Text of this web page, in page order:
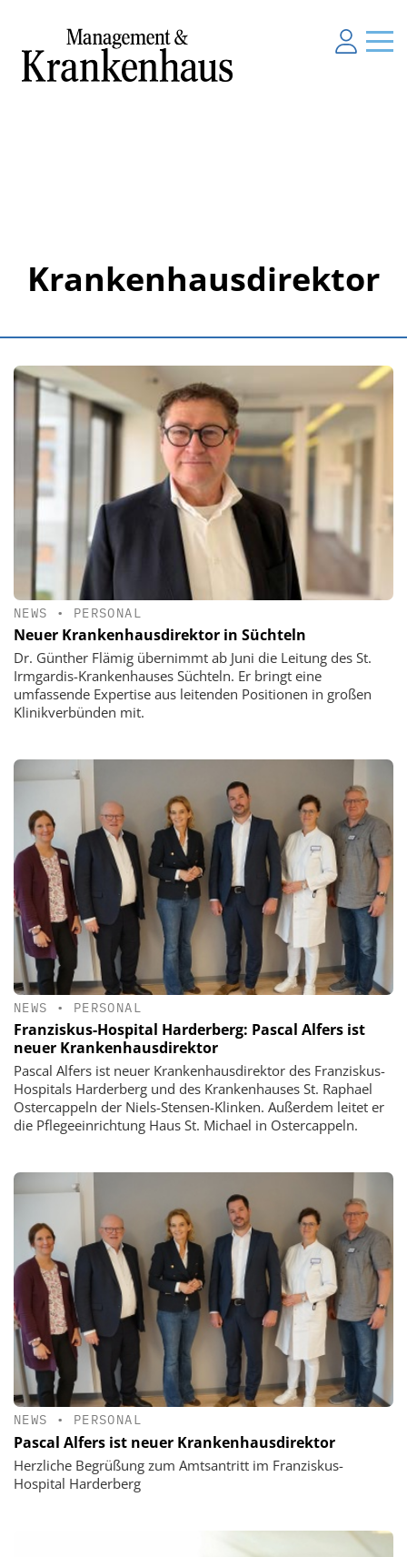
Krankenhausdirektor
NEWS • PERSONAL
Neuer Krankenhausdirektor in Süchteln
Dr. Günther Flämig übernimmt ab Juni die Leitung des St.
Irmgardis-Krankenhauses Süchteln. Er bringt eine
umfassende Expertise aus leitenden Positionen in großen
Klinikverbünden mit.
NEWS • PERSONAL
Franziskus-Hospital Harderberg: Pascal Alfers ist
neuer Krankenhausdirektor
Pascal Alfers ist neuer Krankenhausdirektor des Franziskus-
Hospitals Harderberg und des Krankenhauses St. Raphael
Ostercappeln der Niels-Stensen-Klinken. Außerdem leitet er
die Pflegeeinrichtung Haus St. Michael in Ostercappeln.
NEWS • PERSONAL
Pascal Alfers ist neuer Krankenhausdirektor
Herzliche Begrüßung zum Amtsantritt im Franziskus-
Hospital Harderberg